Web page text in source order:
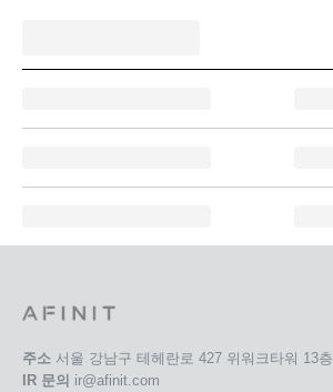
주소 서울 강남구 테헤란로 427 위워크타워 13층
IR 문의 ir@afinit.com